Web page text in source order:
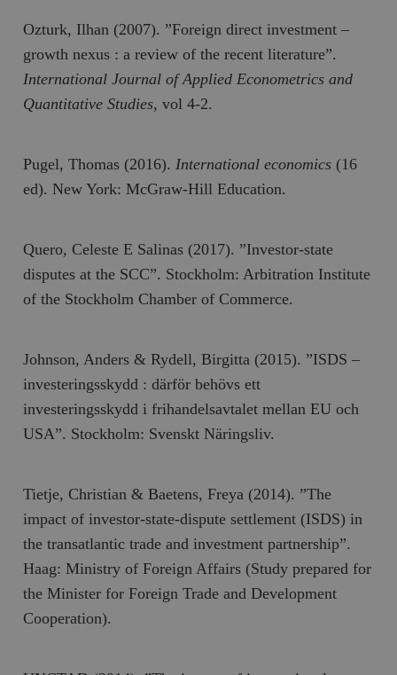
Ozturk, Ilhan (2007). ”Foreign direct investment –
growth nexus : a review of the recent literature”.
International Journal of Applied Econometrics and
Quantitative Studies, vol 4-2.
Pugel, Thomas (2016). International economics (16
ed). New York: McGraw-Hill Education.
Quero, Celeste E Salinas (2017). ”Investor-state
disputes at the SCC”. Stockholm: Arbitration Institute
of the Stockholm Chamber of Commerce.
Johnson, Anders & Rydell, Birgitta (2015). ”ISDS –
investeringsskydd : därför behövs ett
investeringsskydd i frihandelsavtalet mellan EU och
USA”. Stockholm: Svenskt Näringsliv.
Tietje, Christian & Baetens, Freya (2014). ”The
impact of investor-state-dispute settlement (ISDS) in
the transatlantic trade and investment partnership”.
Haag: Ministry of Foreign Affairs (Study prepared for
the Minister for Foreign Trade and Development
Cooperation).